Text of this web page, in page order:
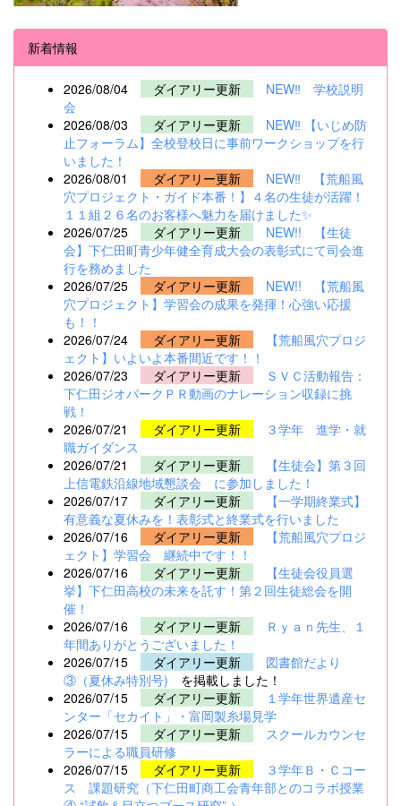
新着情報
2026/08/04 ダイアリー更新
NEW‼ 学校説明
会
2026/08/03
ダイアリー更新
NEW‼ 【いじめ防
止フォーラム】全校登校日に事前ワークショップを行
いました！
2026/08/01
ダイアリー更新
NEW‼ 【荒船風
穴プロジェクト・ガイド本番！】４名の生徒が活躍！
１１組２６名のお客様へ魅力を届けました✨
2026/07/25
ダイアリー更新
NEW!! 【生徒
会】下仁田町青少年健全育成大会の表彰式にて司会進
行を務めました
2026/07/25
ダイアリー更新
NEW!! 【荒船風
穴プロジェクト】学習会の成果を発揮！心強い応援
も！！
2026/07/24
ダイアリー更新
【荒船風穴プロジ
ェクト】いよいよ本番間近です！！
2026/07/23
ダイアリー更新
ＳＶＣ活動報告：
下仁田ジオパークＰＲ動画のナレーション収録に挑
戦！
2026/07/21
ダイアリー更新
３学年 進学・就
職ガイダンス
2026/07/21
ダイアリー更新
【生徒会】第３回
上信電鉄沿線地域懇談会 に参加しました！
2026/07/17
ダイアリー更新
【一学期終業式】
有意義な夏休みを！表彰式と終業式を行いました
2026/07/16
ダイアリー更新
【荒船風穴プロジ
ェクト】学習会 継続中です！！
2026/07/16
ダイアリー更新
【生徒会役員選
挙】下仁田高校の未来を託す！第２回生徒総会を開
催！
2026/07/16
ダイアリー更新
Ｒｙａｎ先生、１
年間ありがとうございました！
2026/07/15
ダイアリー更新
図書館だより
③（夏休み特別号) を掲載しました！
2026/07/15
ダイアリー更新
１学年世界遺産セ
ンター「セカイト」・富岡製糸場見学
2026/07/15
ダイアリー更新
スクールカウンセ
ラーによる職員研修
2026/07/15
ダイアリー更新
３学年Ｂ・Ｃコー
ス 課題研究（下仁田町商工会青年部とのコラボ授業